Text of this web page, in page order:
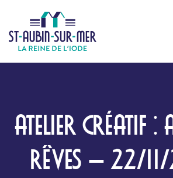
ATELIER CRÉATIF :
RÊVES – 22/